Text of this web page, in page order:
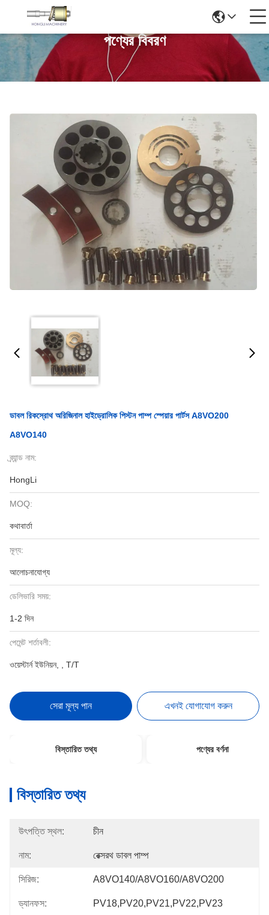
পণ্যের বিবরণ
ডাবল রিকস্রোথ অরিজিনাল হাইড্রোলিক পিস্টন পাম্প স্পেয়ার পার্টস A8VO200
A8VO140
ব্র্যান্ড নাম:
HongLi
MOQ:
কথাবার্তা
মূল্য:
আলোচনাযোগ্য
ডেলিভারি সময়:
1-2 দিন
পেমেন্ট শর্তাবলী:
ওয়েস্টার্ন ইউনিয়ন, , T/T
সেরা মূল্য পান এখনই যোগাযোগ করুন
বিস্তারিত তথ্য পণ্যের বর্ণনা
বিস্তারিত তথ্য
উৎপত্তি স্থল: চীন
নাম: রেক্সরথ ডাবল পাম্প
সিরিজ: A8VO140/A8VO160/A8VO200
ড্যানফস: PV18,PV20,PV21,PV22,PV23